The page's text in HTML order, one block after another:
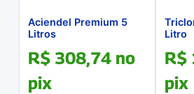
Aciendel Premium 5
Litros
R$ 308,74 no
pix
Litro
R$
pix